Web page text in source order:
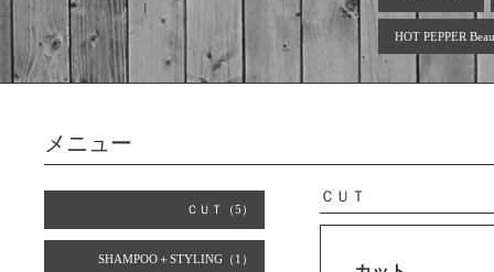
HOT PEPPER
ＣＵＴ（5）
SHAMPOO＋STYLING（1）
メニュー
ＣＵＴ